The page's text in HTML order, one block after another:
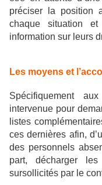
préciser la position
chaque situation
information sur leurs
Les moyens et
Spécifiquement
intervenue pour
listes
ces dernières afin,
des personnels
part, décharger
sursollicités par le